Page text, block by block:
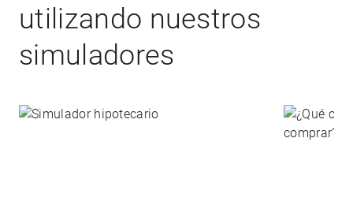
utilizando nuestros
simuladores